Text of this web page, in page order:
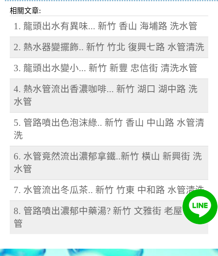
相關文章:
1. 龍頭出水有異味... 新竹 香山 海埔路 洗水管
2. 熱水器變擺飾.. 新竹 竹北 復興七路 水管清洗
3. 龍頭出水變小... 新竹 新豐 忠信街 清洗水管
4. 熱水管流出香濃咖啡... 新竹 湖口 湖中路 洗
水管
5. 管路噴出色泡沫綠.. 新竹 香山 中山路 水管清
洗
6. 水管竟然流出濃郁拿鐵..新竹 橫山 新興街 洗
水管
7. 水管流出冬瓜茶.. 新竹 竹東 中和路 水管清洗
8. 管路噴出濃郁中藥湯? 新竹 文雅街 老屋 洗水
管